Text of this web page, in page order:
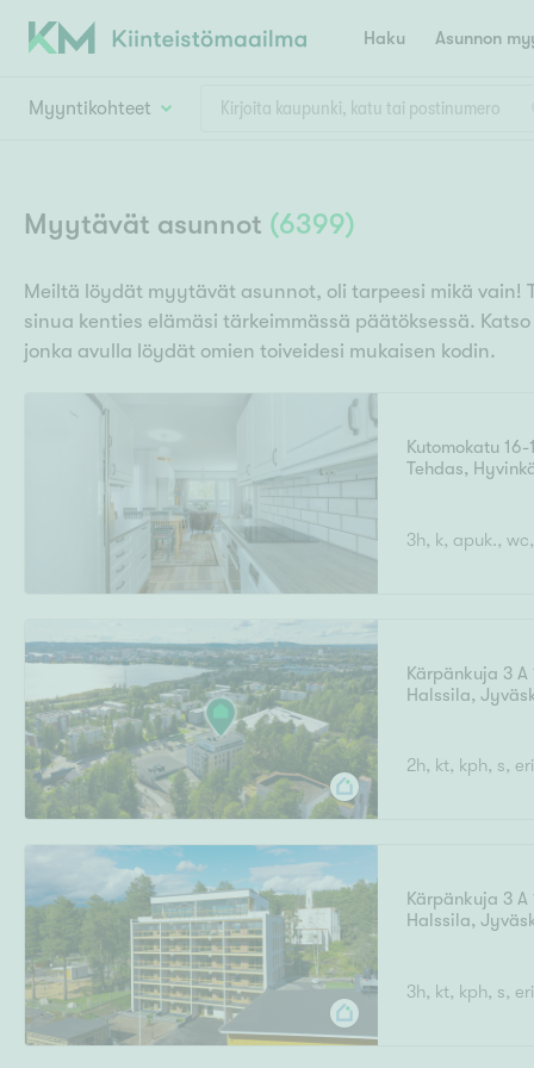
Haku Asunnon
E
Espoo
H
Hyvinkää
Ilmajoki Ivalo
Joensuu Jyväskylä Järvenpää
N
Myyntikohteet
Asuntotyyppi
Hinta
Pinta-ala
Rakennusvuosi
Myytävät asunnot (6399)
Meiltä löydät myytävät asunnot, oli tarpeesi mikä vain!
sinua kenties elämäsi tärkeimmässä päätöksessä.
jonka avulla löydät omien toiveidesi mukaisen kodin.
Kutomokatu 16-
Tehdas,
3h, k, apuk.,
Kärpänkuja 3 A
Halssila,
2h, kt, kph, s,
Kärpänkuja 3 A
Halssila,
3h, kt, kph, s,